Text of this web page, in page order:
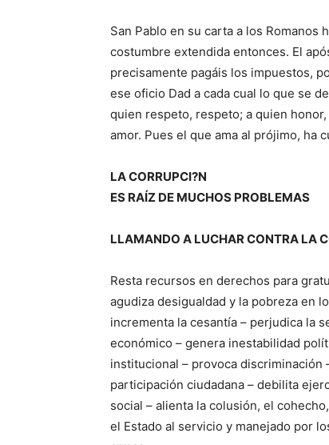
San Pablo en su carta a los
costumbre extendida entonces. El
precisamente pagáis los impuestos,
ese oficio Dad a cada cual lo que se
quien respeto, respeto; a quien
amor. Pues el que ama al prójimo, ha
LA CORRUPCI?N
ES RAÍZ DE MUCHOS PROBLEMAS
LLAMANDO A LUCHAR CONTRA LA
Resta recursos en derechos para
agudiza desigualdad y la pobreza en
incrementa la cesantía – perjudica la
económico – genera inestabilidad
institucional – provoca
participación ciudadana – debilita
social – alienta la colusión, el
el Estado al servicio y manejado por